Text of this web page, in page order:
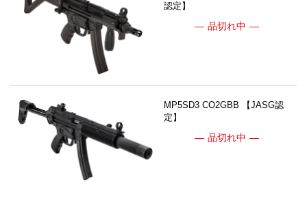
認定】
品切れ中
MP5SD3 CO2GBB 【JASG認
定】
品切れ中